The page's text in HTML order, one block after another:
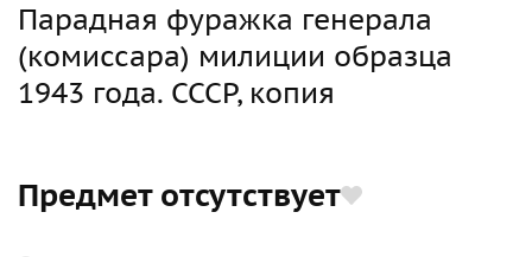
Парадная фуражка генерала
(комиссара) милиции образца
1943 года. СССР, копия
Предмет отсутствует